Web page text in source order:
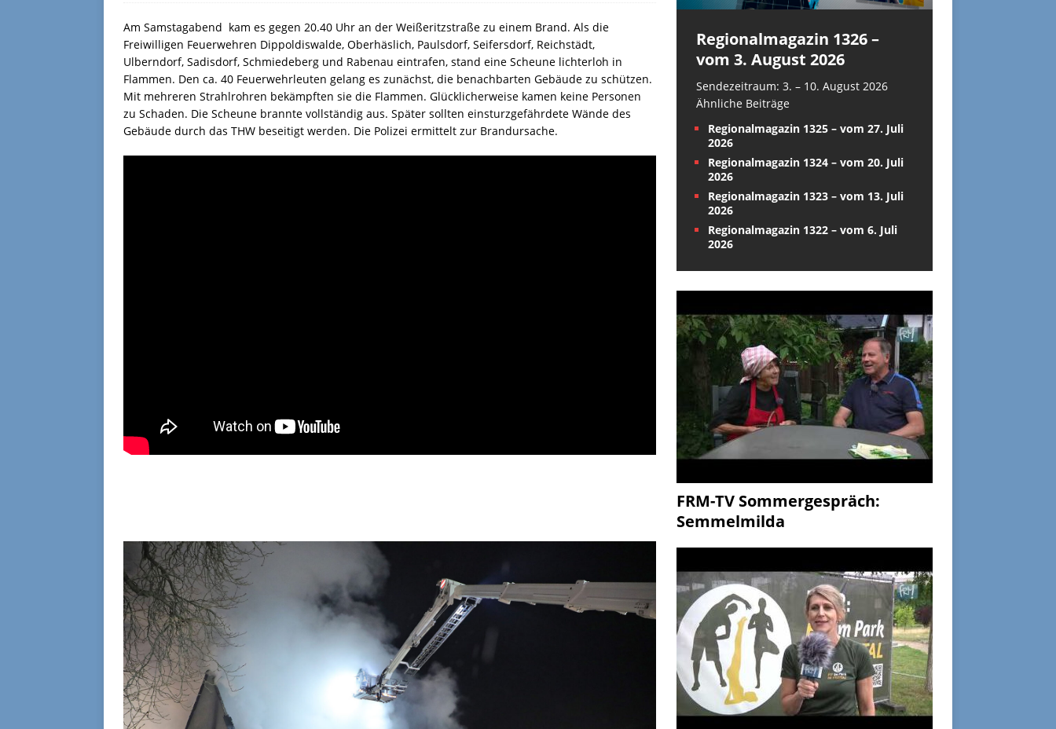
Am Samstagabend kam es gegen 20.40 Uhr an der Weißeritzstraße zu einem Brand. Als die
Freiwilligen Feuerwehren Dippoldiswalde, Oberhäslich, Paulsdorf, Seifersdorf, Reichstädt,
Ulberndorf, Sadisdorf, Schmiedeberg und Rabenau eintrafen, stand eine Scheune lichterloh in
Flammen. Den ca. 40 Feuerwehrleuten gelang es zunächst, die benachbarten Gebäude zu schützen.
Mit mehreren Strahlrohren bekämpften sie die Flammen. Glücklicherweise kamen keine Personen
zu Schaden. Die Scheune brannte vollständig aus. Später sollten einsturzgefährdete Wände des
Gebäude durch das THW beseitigt werden. Die Polizei ermittelt zur Brandursache.
Regionalmagazin 1326 –
vom 3. August 2026
Sendezeitraum: 3. – 10. August 2026
Ähnliche Beiträge
Regionalmagazin 1325 – vom 27. Juli
2026
Regionalmagazin 1324 – vom 20. Juli
2026
Regionalmagazin 1323 – vom 13. Juli
2026
Regionalmagazin 1322 – vom 6. Juli
2026
FRM-TV Sommergespräch:
Semmelmilda